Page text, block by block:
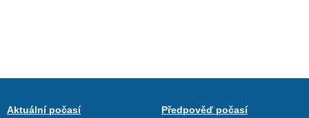
Aktuální počasí
Předpověď počasí